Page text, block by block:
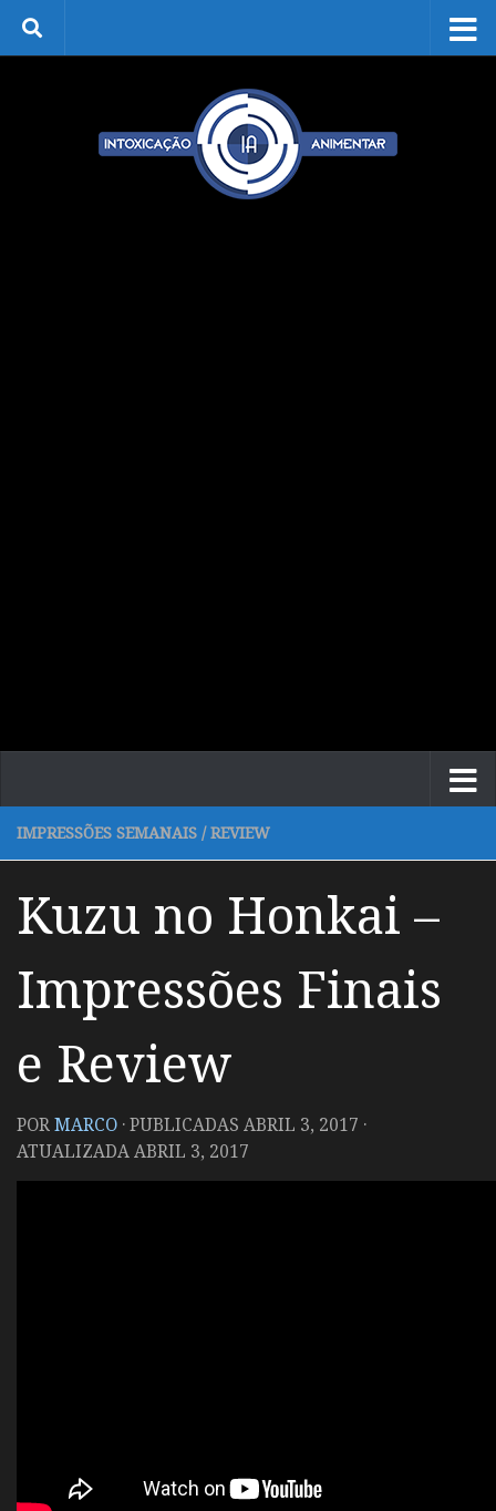
Skip to content
IMPRESSÕES SEMANAIS / REVIEW
Kuzu no Honkai –
Impressões Finais
e Review
PORMARCO · PUBLICADAS ABRIL 3, 2017 ·
ATUALIZADAABRIL 3, 2017